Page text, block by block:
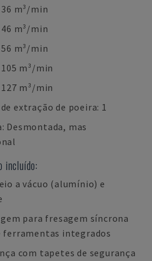
m³/min
m³/min
m³/min
m³/min
m³/min
extração de poeira: 1
Desmontada, mas
incluído:
a vácuo (alumínio) e
para fresagem síncrona
ferramentas integrados
com tapetes de segurança